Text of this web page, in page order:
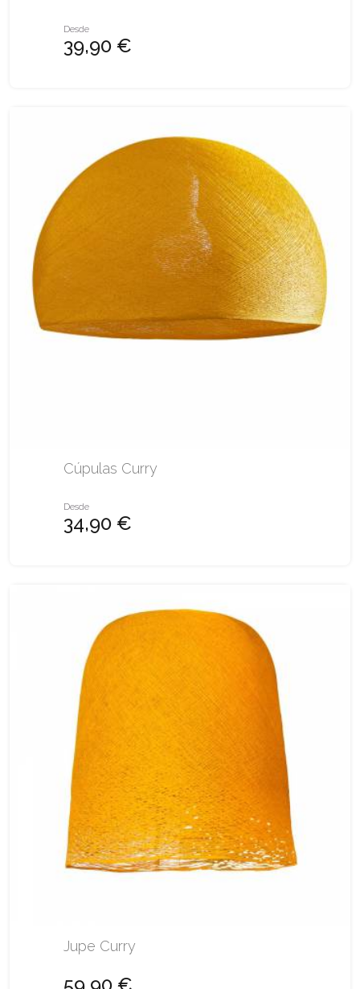
Desde
39,90 €
Cúpulas Curry
Desde
34,90 €
Jupe Curry